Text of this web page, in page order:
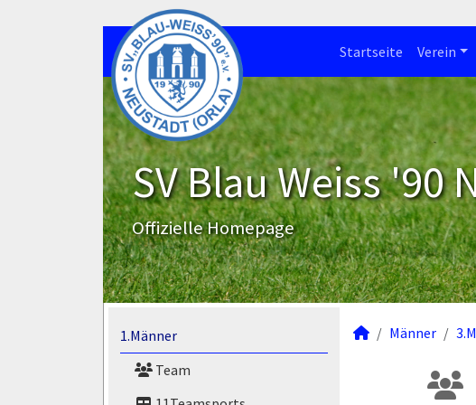
Startseite Verein
SV Blau Weiss '90
Offizielle Homepage
1.Männer
Team
Männer